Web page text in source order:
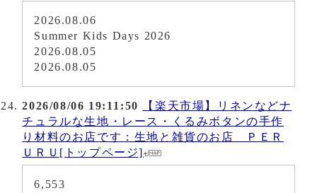
2026.08.06
Summer Kids Days 2026
2026.08.05
2026.08.05
2026/08/06 19:11:50
【楽天市場】リネンなどナ
チュラルな生地・レース・くるみボタンの手作
り材料のお店です：生地と雑貨のお店 ＰＥＲ
ＵＲＵ[トップページ]
6,553